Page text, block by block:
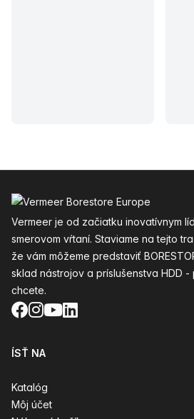
Vermeer je od začiatku inovatívnym
smerovom vŕtaní. Staviame na tejto
že vám môžeme predstaviť
sklad nástrojov a príslušenstva HDD
chcete.
Facebook
Instagram
YouTube
LinkedIn
ÍSŤ NA
Katalóg
Môj účet